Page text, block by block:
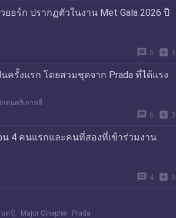
ยอร์ก ปรากฏตัวในงาน Met Gala 2026 ปี
message 5 add_box 3
นครั้งแรก โดยสวมชุดจาก Prada ที่ได้แรง
ดนตรีเกาหลี
message 6 add_box 3
น 4 คนแรกและคนที่สองที่เข้าร่วมงาน
message 4 add_box 0
ตร์) Major Cineplex
Prada